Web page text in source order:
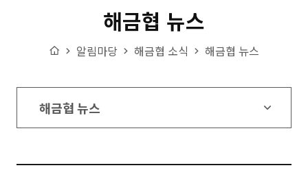
해금협 뉴스
Home
알림마당 해금협 소식 해금협 뉴스
해금협 뉴스